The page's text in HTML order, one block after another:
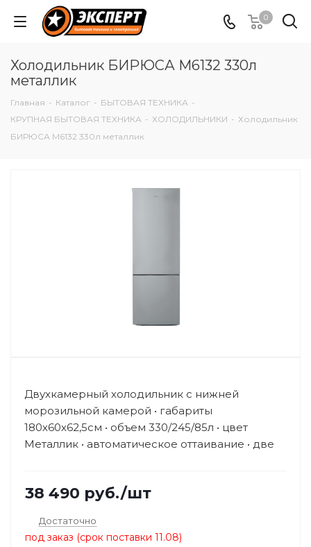
0
Холодильник БИРЮСА M6132 330л
металлик
Главная - Каталог - БЫТОВАЯ ТЕХНИКА -
КРУПНАЯ БЫТОВАЯ ТЕХНИКА - ХОЛОДИЛЬНИКИ - Холодильник
БИРЮСА M6132 330л металлик
Двухкамерный холодильник с нижней
морозильной камерой • габариты
180х60х62,5см • объем 330/245/85л • цвет
Металлик • автоматическое оттаивание • две
38 490 руб./шт
Достаточно
под заказ (срок поставки 11.08)